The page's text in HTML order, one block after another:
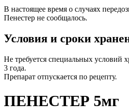
В настоящее время о случаях
Пенестер не сообщалось.
Условия и сроки
Не требуется специальных условий
3 года.
Препарат отпускается по рецепту.
ПЕНЕСТЕР 5мг